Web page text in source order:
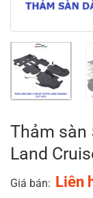
Thảm sàn
Land
Giá bán: Liên